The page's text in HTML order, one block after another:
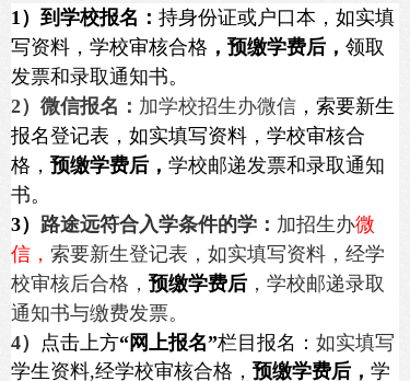
点全日制职业 高级技工与职高学校。
技工学校设：技工就业班+大专贯通班专
业，毕业生由人力资源颁发毕业证。
职高学校设：职高就业班+升学班专业、
普高班专业，毕业生 由教育局颁发毕业
证 。
面向全国招生，欢迎应、往届初、高中
毕业生到我校学习、深造，实现自己梦
想。学生入学签订就业协议书，分配工
作就业有保障。学校代码：
1） 到学校报名： 持身份证或户口本 ， 如实填
写资料，学校审核合格 ， 预缴学费后， 领取
发票和录取通知书。
2） 微信报名： 加学校招生办微信 ， 索要新生
报名登记表 ， 如实填写资料，学校审核合
格， 预缴学费后， 学校邮递发票和录取通知
书。
3） 路途远符合入学条件的学： 加招生办微
信， 索要新生登记表，如实填写资料，经学
校审核后合格， 预缴学费后 ，学校邮递录取
通知书与缴费发票。
4） 点击 上方“网上报名”栏目报名： 如实填写
学生资料,经学校审核合格， 预缴学费后 ， 学